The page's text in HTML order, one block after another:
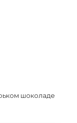
шоколаде